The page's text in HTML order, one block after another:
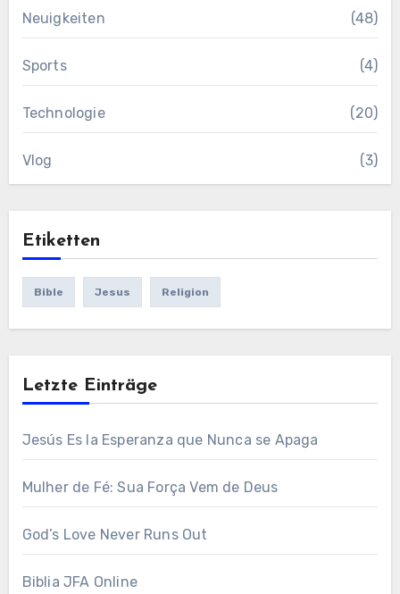
Neuigkeiten (48)
Sports (4)
Technologie (20)
Vlog (3)
Etiketten
Bible Jesus Religion
Letzte Einträge
Jesús Es la Esperanza que Nunca se Apaga
Mulher de Fé: Sua Força Vem de Deus
God’s Love Never Runs Out
Biblia JFA Online